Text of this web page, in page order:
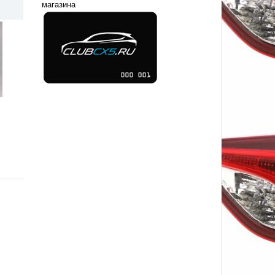
магазина